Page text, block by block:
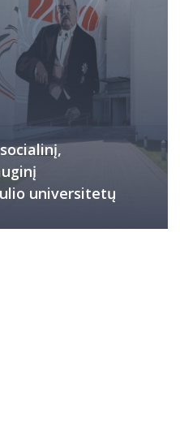
universitetų